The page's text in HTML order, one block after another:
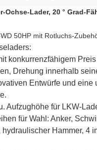
Ochse-Lader, 20 ° Grad-
50HP mit Rotluchs-
konkurrenzfähigem Preis
Drehung innerhalb
Entwürfe und eine
Aufzughöhe für LKW-
für Wahl: Anker,
Hammer, 4